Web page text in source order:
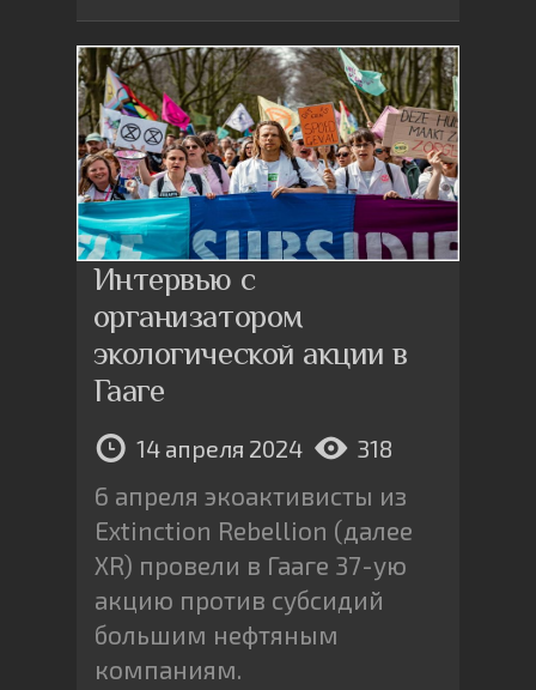
Интервью с
организатором
экологической акции в
Гааге
14 апреля 2024 318
6 апреля экоактивисты из
Extinction Rebellion (далее
XR) провели в Гааге 37-ую
акцию против субсидий
большим нефтяным
компаниям.